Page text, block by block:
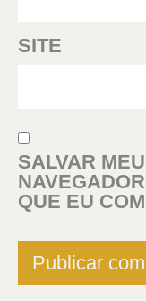
SITE
SALVAR
QUE EU